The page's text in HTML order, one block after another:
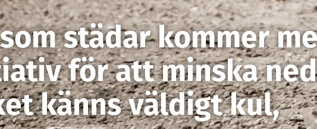
städar kommer
för att minska
känns väldigt kul,